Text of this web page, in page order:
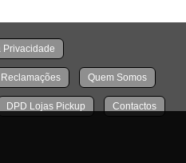
Privacidade
Quem Somos
DPD Lojas Pickup Contactos